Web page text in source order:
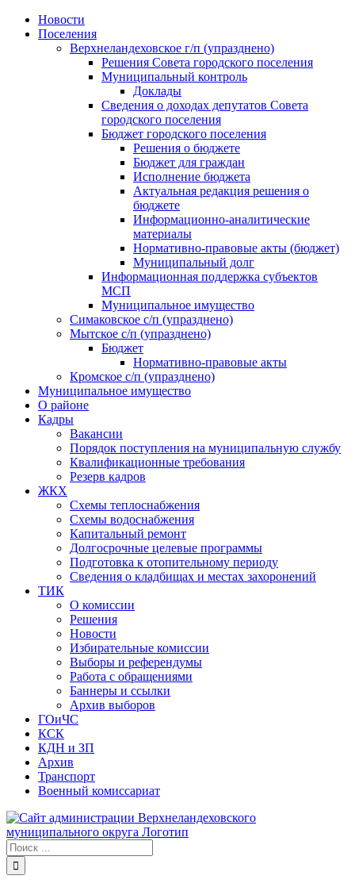
Skip
Новости
Поселения
Верхнеландеховское г/п (упразднено)
Решения Совета городского поселения
Муниципальный контроль
Доклады
Сведения о доходах депутатов Совета
городского поселения
Бюджет городского поселения
Решения о бюджете
Бюджет для граждан
Исполнение бюджета
Актуальная редакция решения о
бюджете
Информационно-аналитические
материалы
Нормативно-правовые акты (бюджет)
Муниципальный долг
Информационная поддержка субъектов
МСП
Муниципальное имущество
Симаковское с/п (упразднено)
Мытское с/п (упразднено)
Бюджет
Нормативно-правовые акты
Кромское с/п (упразднено)
Муниципальное имущество
О районе
Кадры
Вакансии
Порядок поступления на муниципальную службу
Квалификационные требования
Резерв кадров
ЖКХ
Схемы теплоснабжения
Схемы водоснабжения
Капитальный ремонт
Долгосрочные целевые программы
Подготовка к отопительному периоду
Сведения о кладбищах и местах захоронений
ТИК
О комиссии
Решения
Новости
Избирательные комиссии
Выборы и референдумы
Работа с обращениями
Баннеры и ссылки
Архив выборов
ГОиЧС
КСК
КДН и ЗП
Архив
Транспорт
Военный комиссариат
Результат
поиска: